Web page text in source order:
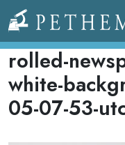
Llevamos la
rolled-
white-
05-07-53-